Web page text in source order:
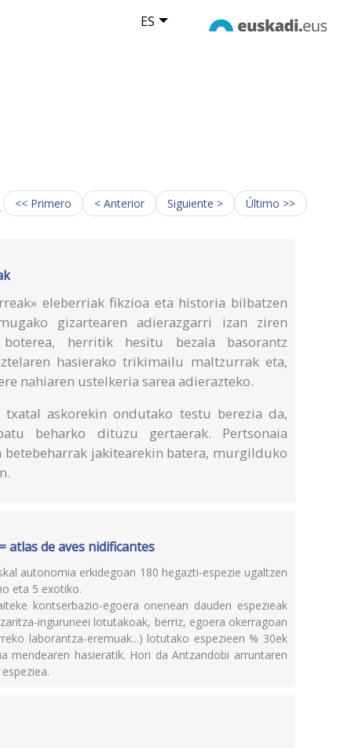
ES
<< Primero < Anterior Siguiente > Último >>
eleberriak fikzioa eta historia bilbatzen
gizartearen adierazgarri izan ziren
herritik hesitu bezala basorantz
hasierako trikimailu maltzurrak eta,
nahiaren ustelkeria sarea adierazteko.
askorekin ondutako testu berezia da,
beharko dituzu gertaerak. Pertsonaia
jakitearekin batera, murgilduko
atlas de aves nidificantes
autonomia erkidegoan 180 hegazti-espezie ugaltzen
eta 5 exotiko.
kontserbazio-egoera onenean dauden espezieak
inguruneei lotutakoak, berriz, egoera okerragoan
laborantza-eremuak...) lotutako espezieen % 30ek
mendearen hasieratik. Hori da Antzandobi arruntaren